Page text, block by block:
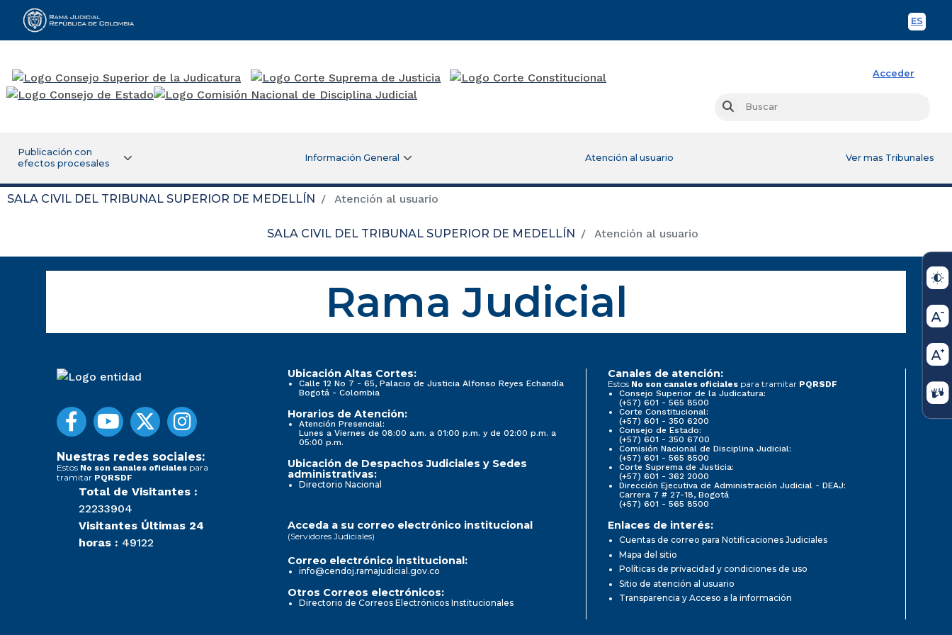
ES
Rama Judicial
Acceder
Buscar
Publicación con
efectos procesales
Información General Atención al usuario Ver mas Tribunales
SALA CIVIL DEL TRIBUNAL SUPERIOR DE MEDELLÍN Atención al usuario
SALA CIVIL DEL TRIBUNAL SUPERIOR DE MEDELLÍN Atención al usuario
Rama Judicial
Nuestras redes sociales:
Estos No son canales oficiales para
tramitar PQRSDF
Total de Visitantes :
22233904
Visitantes Últimas 24
horas : 49122
Ubicación Altas Cortes:
Calle 12 No 7 - 65, Palacio de Justicia Alfonso Reyes Echandía
Bogotá - Colombia
Horarios de Atención:
Atención Presencial:
Lunes a Viernes de 08:00 a.m. a 01:00 p.m. y de 02:00 p.m. a
05:00 p.m.
Ubicación de Despachos Judiciales y Sedes
administrativas:
Directorio Nacional
Canales de atención:
Estos No son canales oficiales para tramitar PQRSDF
Consejo Superior de la Judicatura:
(+57) 601 - 565 8500
Corte Constitucional:
(+57) 601 - 350 6200
Consejo de Estado:
(+57) 601 - 350 6700
Comisión Nacional de Disciplina Judicial:
(+57) 601 - 565 8500
Corte Suprema de Justicia:
(+57) 601 - 362 2000
Dirección Ejecutiva de Administración Judicial - DEAJ:
Carrera 7 # 27-18, Bogotá
(+57) 601 - 565 8500
Acceda a su correo electrónico institucional
(Servidores Judiciales)
Correo electrónico institucional:
info@cendoj.ramajudicial.gov.co
Otros Correos electrónicos:
Directorio de Correos Electrónicos Institucionales
Enlaces de interés:
Cuentas de correo para Notificaciones Judiciales
Mapa del sitio
Políticas de privacidad y condiciones de uso
Sitio de atención al usuario
Transparencia y Acceso a la información